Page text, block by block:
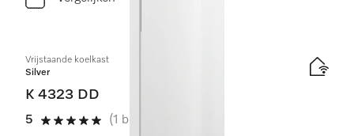
Vrijstaande koelkast
Silver
K 4323 DD
5
5 sterren van de 5
(1 beoordeling)